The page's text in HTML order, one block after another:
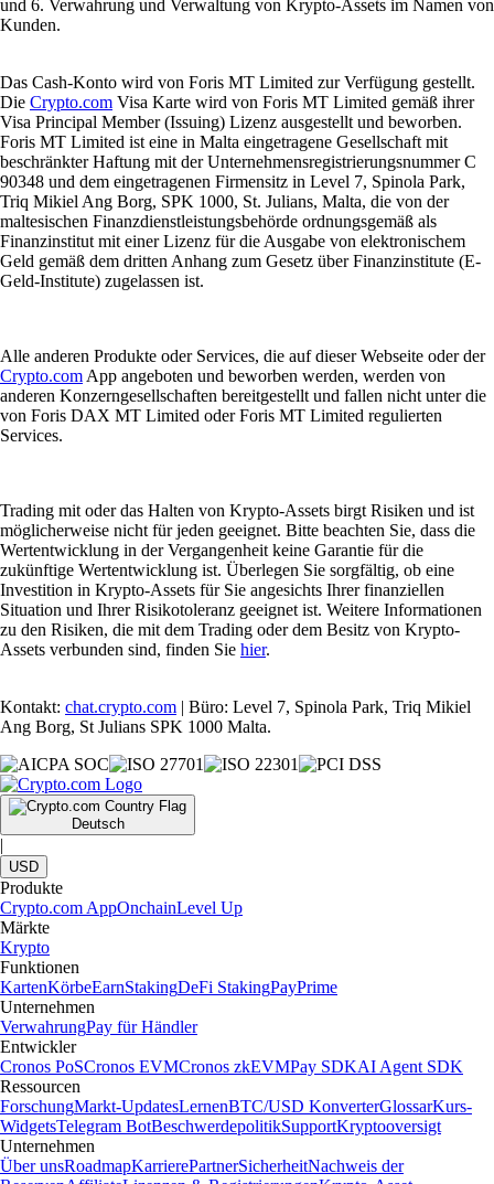
und 6. Verwahrung und Verwaltung von Krypto-Assets im Namen von
Kunden.
Das Cash-Konto wird von Foris MT Limited zur Verfügung gestellt.
Die Crypto.com Visa Karte wird von Foris MT Limited gemäß ihrer
Visa Principal Member (Issuing) Lizenz ausgestellt und beworben.
Foris MT Limited ist eine in Malta eingetragene Gesellschaft mit
beschränkter Haftung mit der Unternehmensregistrierungsnummer C
90348 und dem eingetragenen Firmensitz in Level 7, Spinola Park,
Triq Mikiel Ang Borg, SPK 1000, St. Julians, Malta, die von der
maltesischen Finanzdienstleistungsbehörde ordnungsgemäß als
Finanzinstitut mit einer Lizenz für die Ausgabe von elektronischem
Geld gemäß dem dritten Anhang zum Gesetz über Finanzinstitute (E-
Geld-Institute) zugelassen ist.
Alle anderen Produkte oder Services, die auf dieser Webseite oder der
Crypto.com App angeboten und beworben werden, werden von
anderen Konzerngesellschaften bereitgestellt und fallen nicht unter die
von Foris DAX MT Limited oder Foris MT Limited regulierten
Services.
Trading mit oder das Halten von Krypto-Assets birgt Risiken und ist
möglicherweise nicht für jeden geeignet. Bitte beachten Sie, dass die
Wertentwicklung in der Vergangenheit keine Garantie für die
zukünftige Wertentwicklung ist. Überlegen Sie sorgfältig, ob eine
Investition in Krypto-Assets für Sie angesichts Ihrer finanziellen
Situation und Ihrer Risikotoleranz geeignet ist. Weitere Informationen
zu den Risiken, die mit dem Trading oder dem Besitz von Krypto-
Assets verbunden sind, finden Sie hier.
Kontakt: chat.crypto.com | Büro: Level 7, Spinola Park, Triq Mikiel
Ang Borg, St Julians SPK 1000 Malta.
Deutsch
|
USD
Produkte
Crypto.com AppOnchainLevel Up
Märkte
Krypto
Funktionen
KartenKörbeEarnStakingDeFi StakingPayPrime
Unternehmen
VerwahrungPay für Händler
Entwickler
Cronos PoSCronos EVMCronos zkEVMPay SDKAI Agent SDK
Ressourcen
ForschungMarkt-UpdatesLernenBTC/USD KonverterGlossarKurs-
WidgetsTelegram BotBeschwerdepolitikSupportKryptooversigt
Unternehmen
Über unsRoadmapKarrierePartnerSicherheitNachweis der